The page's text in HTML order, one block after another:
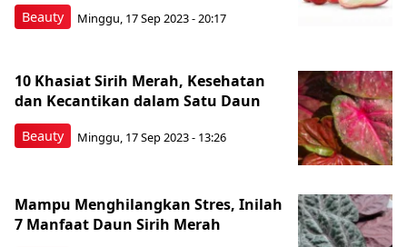
Beauty Minggu, 17 Sep 2023 - 20:17
Beauty
10 Khasiat Sirih Merah, Kesehatan
dan Kecantikan dalam Satu Daun
Minggu, 17 Sep 2023 - 13:26
Mampu Menghilangkan Stres, Inilah
7 Manfaat Daun Sirih Merah